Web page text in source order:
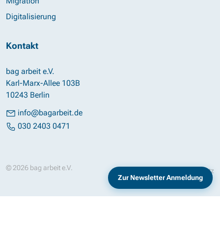
Digitalisierung
Kontakt
bag arbeit e.V.
Karl-Marx-Allee 103B
10243 Berlin
info@bagarbeit.de
030 2403 0471
© 2026 bag arbeit e.V. Datenschutz
Zur Newsletter Anmeldung